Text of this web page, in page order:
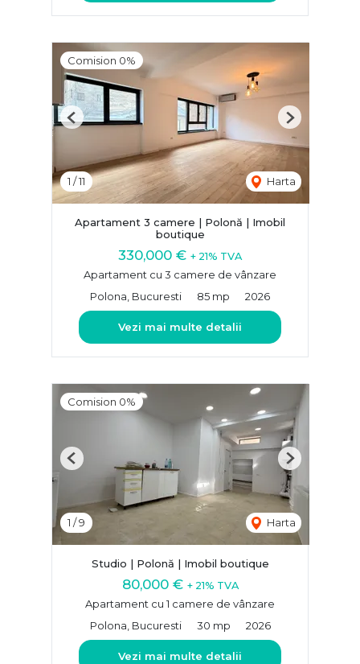
Comision 0%
1 /11 Harta
Previous Next
Apartament 3 camere | Polonă | Imobil
boutique
330,000 € + 21% TVA
Apartament cu 3 camere de vânzare
Polona, Bucuresti
85 mp 2026
Vezi mai multe detalii
Comision 0%
1 /9 Harta
Previous Next
Studio | Polonă | Imobil boutique
80,000 € + 21% TVA
Apartament cu 1 camere de vânzare
Polona, Bucuresti
30 mp 2026
Vezi mai multe detalii